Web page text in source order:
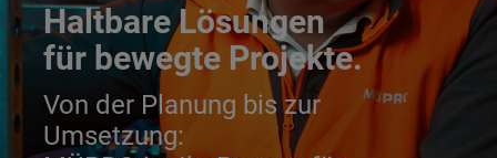
Haltbare Lösungen
für bewegte Projekte.
Von der Planung bis zur
Umsetzung: